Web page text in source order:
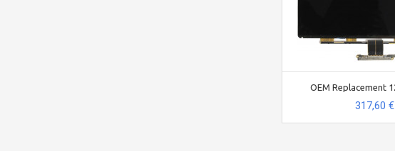
OEM Replacement
317,60 €